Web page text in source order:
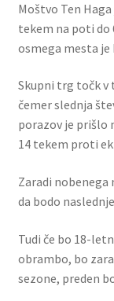
Moštvo Ten
tekem na poti do
osmega mesta je
Skupni trg točk v
čemer slednja
porazov je prišlo
14 tekem proti
Zaradi
da bodo
Tudi če bo 18-
obrambo, bo
sezone, preden